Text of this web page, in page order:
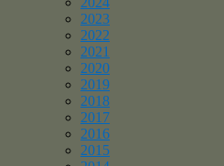
2023
2022
2021
2020
2019
2018
2017
2016
2015